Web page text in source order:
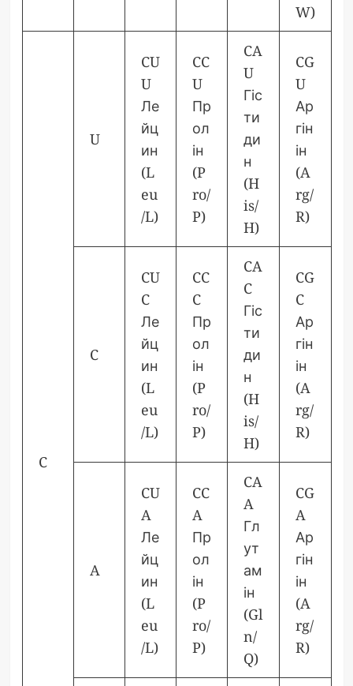
W)
C
U
CU
U
Ле
йц
ин
(L
eu
/L)
CC
U
Пр
ол
ін
(P
ro/
P)
CA
U
Гіс
ти
ди
н
(H
is/
H)
CG
U
Ар
гін
ін
(A
rg/
R)
C
CU
C
Ле
йц
ин
(L
eu
/L)
CC
C
Пр
ол
ін
(P
ro/
P)
CA
C
Гіс
ти
ди
н
(H
is/
H)
CG
C
Ар
гін
ін
(A
rg/
R)
A
CU
A
Ле
йц
ин
(L
eu
/L)
CC
A
Пр
ол
ін
(P
ro/
P)
CA
A
Гл
ут
ам
ін
(Gl
n/
Q)
CG
A
Ар
гін
ін
(A
rg/
R)